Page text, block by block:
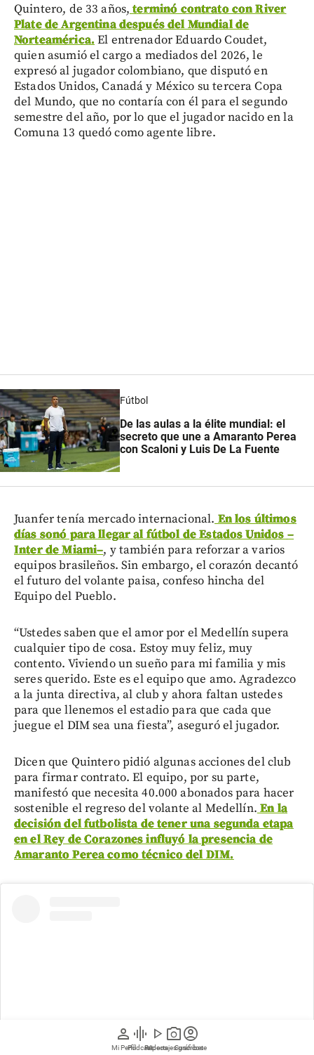
person
Mi Perfil
graphic_eq
Pódcast
play_arrow
Videos
photo_camera
Reportajes gráficos
account_circle
Suscríbete
Quintero, de 33 años, terminó contrato con River
Plate de Argentina después del Mundial de
Norteamérica. El entrenador Eduardo Coudet,
quien asumió el cargo a mediados del 2026, le
expresó al jugador colombiano, que disputó en
Estados Unidos, Canadá y México su tercera Copa
del Mundo, que no contaría con él para el segundo
semestre del año, por lo que el jugador nacido en la
Comuna 13 quedó como agente libre.
Fútbol
De las aulas a la élite mundial: el
secreto que une a Amaranto Perea
con Scaloni y Luis De La Fuente
Juanfer tenía mercado internacional. En los últimos
días sonó para llegar al fútbol de Estados Unidos –
Inter de Miami–, y también para reforzar a varios
equipos brasileños. Sin embargo, el corazón decantó
el futuro del volante paisa, confeso hincha del
Equipo del Pueblo.
“Ustedes saben que el amor por el Medellín supera
cualquier tipo de cosa. Estoy muy feliz, muy
contento. Viviendo un sueño para mi familia y mis
seres querido. Este es el equipo que amo. Agradezco
a la junta directiva, al club y ahora faltan ustedes
para que llenemos el estadio para que cada que
juegue el DIM sea una fiesta”, aseguró el jugador.
Dicen que Quintero pidió algunas acciones del club
para firmar contrato. El equipo, por su parte,
manifestó que necesita 40.000 abonados para hacer
sostenible el regreso del volante al Medellín. En la
decisión del futbolista de tener una segunda etapa
en el Rey de Corazones influyó la presencia de
Amaranto Perea como técnico del DIM.